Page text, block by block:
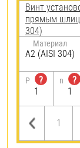
Винт
прямым
304)
Материал
А2 (AISI 304)
P
?
1
n
?
1